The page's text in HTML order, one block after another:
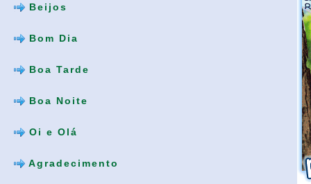
Beijos
Bom Dia
Boa Tarde
Boa Noite
Oi e Olá
Agradecimento